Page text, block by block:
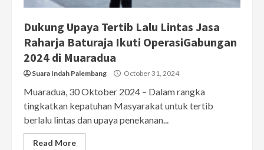
Dukung Upaya Tertib Lalu Lintas Jasa
Raharja Baturaja Ikuti OperasiGabungan
2024 di Muaradua
Suara Indah Palembang October 31, 2024
Muaradua, 30 Oktober 2024 – Dalam rangka
tingkatkan kepatuhan Masyarakat untuk tertib
berlalu lintas dan upaya penekanan...
Read More